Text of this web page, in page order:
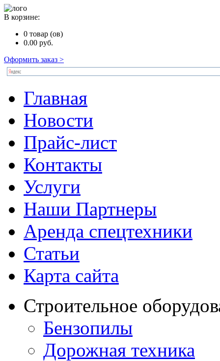
В корзине:
0 товар (ов)
0.00 руб.
Оформить заказ >
Главная
Новости
Прайс-лист
Контакты
Услуги
Наши Партнеры
Аренда спецтехники
Статьи
Карта сайта
Строительное
Бензопилы
Дорожная техника